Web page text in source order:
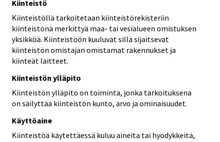
Kiinteistö
Kiinteistöllä tarkoitetaan kiinteistörekisteriin
kiinteistönä merkittyä maa- tai vesialueen omistuksen
yksikköä. Kiinteistöön kuuluvat sillä sijaitsevat
kiinteistön omistajan omistamat rakennukset ja
kiinteät laitteet.
Kiinteistön ylläpito
Kiinteistön ylläpito on toiminta, jonka tarkoituksena
on säilyttää kiinteistön kunto, arvo ja ominaisuudet.
Käyttöaine
Kiinteistöä käytettäessä kuluu aineita tai hyödykkeitä,